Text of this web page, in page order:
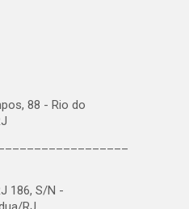
88 - Rio do
186, S/N -